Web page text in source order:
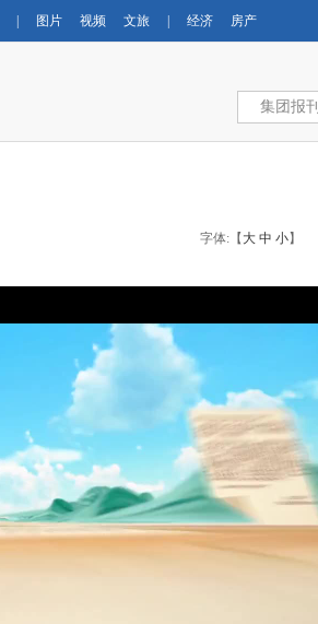
图片 视频 文旅 经济 房产
集团报刊
字体:【 大 中 小】